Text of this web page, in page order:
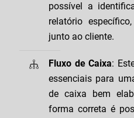
possível a
relatório
junto ao cliente.
Fluxo de Caixa:
essenciais para
de caixa bem
forma correta é